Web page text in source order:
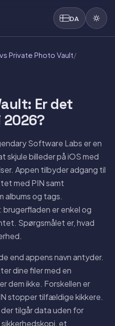
DA
Private Photo Vault/
Er det
Software Labs er en
skjule billeder på iOS med
Appen tilbyder adgang til
med PIN samt
albums og tags.
er enkel og
Spørgsmålet er, hvad
end appens navn antyder.
dine filer med en
dem ikke. Forskellen er
stopper tilfældige kikkere.
tilgår data uden for
et